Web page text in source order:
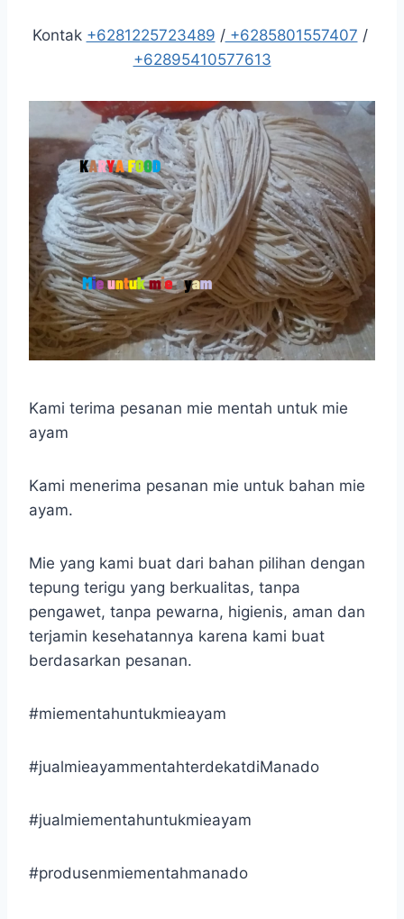
Kontak +6281225723489 /+6285801557407 /
+62895410577613
Kami terima pesanan mie mentah untuk mie
ayam
Kami menerima pesanan mie untuk bahan mie
ayam.
Mie yang kami buat dari bahan pilihan dengan
tepung terigu yang berkualitas, tanpa
pengawet, tanpa pewarna, higienis, aman dan
terjamin kesehatannya karena kami buat
berdasarkan pesanan.
#miementahuntukmieayam
#jualmieayammentahterdekatdiManado
#jualmiementahuntukmieayam
#produsenmiementahmanado